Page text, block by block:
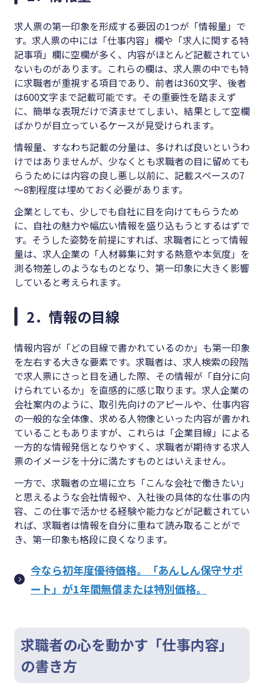
求人票の第一印象を形成する要因の1つが「情報量」で
す。求人票の中には「仕事内容」欄や「求人に関する特
記事項」欄に空欄が多く、内容がほとんど記載されてい
ないものがあります。これらの欄は、求人票の中でも特
に求職者が重視する項目であり、前者は360文字、後者
は600文字まで記載可能です。その重要性を踏まえず
に、簡単な表現だけで済ませてしまい、結果として空欄
ばかりが目立っているケースが見受けられます。
情報量、すなわち記載の分量は、多ければ良いというわ
けではありませんが、少なくとも求職者の目に留めても
らうためには内容の良し悪し以前に、記載スペースの7
～8割程度は埋めておく必要があります。
企業としても、少しでも自社に目を向けてもらうため
に、自社の魅力や幅広い情報を盛り込もうとするはずで
す。そうした姿勢を前提にすれば、求職者にとって情報
量は、求人企業の「人材募集に対する熱意や本気度」を
測る物差しのようなものとなり、第一印象に大きく影響
していると考えられます。
2．情報の目線
情報内容が「どの目線で書かれているのか」も第一印象
を左右する大きな要素です。求職者は、求人検索の段階
で求人票にさっと目を通した際、その情報が「自分に向
けられているか」を直感的に感じ取ります。求人企業の
会社案内のように、取引先向けのアピールや、仕事内容
の一般的な全体像、求める人物像といった内容が書かれ
ていることもありますが、これらは「企業目線」による
一方的な情報発信となりやすく、求職者が期待する求人
票のイメージを十分に満たすものとはいえません。
一方で、求職者の立場に立ち「こんな会社で働きたい」
と思えるような会社情報や、入社後の具体的な仕事の内
容、この仕事で活かせる経験や能力などが記載されてい
れば、求職者は情報を自分に重ねて読み取ることがで
き、第一印象も格段に良くなります。
今なら初年度優待価格。「あんしん保守サポ
ート」が1年間無償または特別価格。
求職者の心を動かす「仕事内容」
の書き方